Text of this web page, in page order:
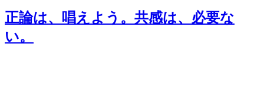
正論は、唱えよう。共感は、必要な
い。